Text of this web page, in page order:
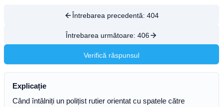
Întrebarea precedentă: 404
Întrebarea următoare: 406
Verifică răspunsul
Explicație
Când întâlniți un polițist rutier orientat cu spatele către